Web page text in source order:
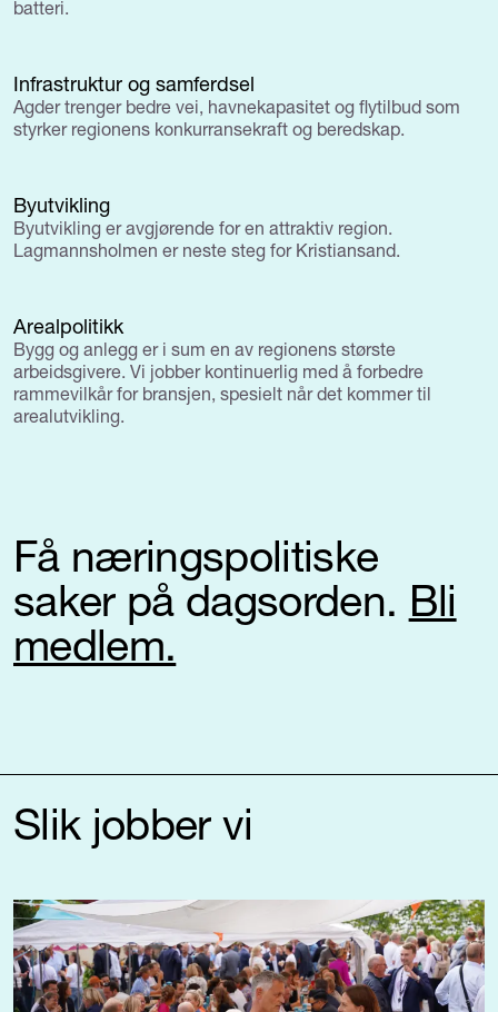
batteri.
Infrastruktur og samferdsel
Agder trenger bedre vei, havnekapasitet og flytilbud som
styrker regionens konkurransekraft og beredskap.
Byutvikling
Byutvikling er avgjørende for en attraktiv region.
Lagmannsholmen er neste steg for Kristiansand.
Arealpolitikk
Bygg og anlegg er i sum en av regionens største
arbeidsgivere. Vi jobber kontinuerlig med å forbedre
rammevilkår for bransjen, spesielt når det kommer til
arealutvikling.
Få næringspolitiske
saker på dagsorden. Bli
medlem.
Slik jobber vi